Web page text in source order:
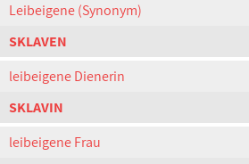
Leibeigene (Synonym)
SKLAVEN
leibeigene Dienerin
SKLAVIN
leibeigene Frau